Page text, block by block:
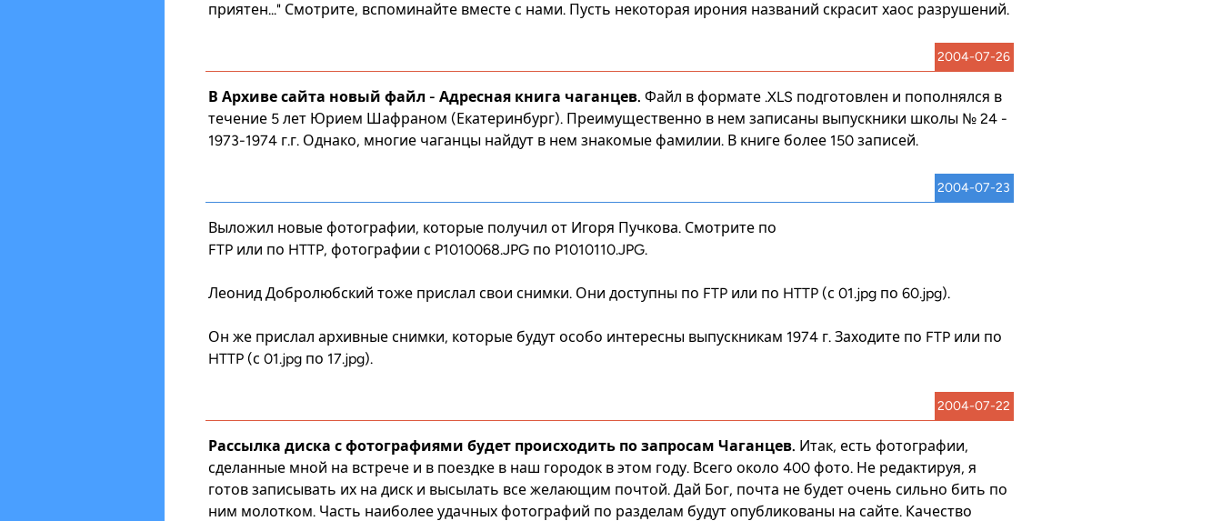
приятен..." Смотрите, вспоминайте вместе с нами. Пусть некоторая ирония названий скрасит хаос разрушений.
2004-07-26
В Архиве сайта новый файл - Адресная книга чаганцев. Файл в формате .XLS подготовлен и пополнялся в
течение 5 лет Юрием Шафраном (Екатеринбург). Преимущественно в нем записаны выпускники школы № 24 -
1973-1974 г.г. Однако, многие чаганцы найдут в нем знакомые фамилии. В книге более 150 записей.
2004-07-23
Выложил новые фотографии, которые получил от Игоря Пучкова. Смотрите по
FTP или по HTTP, фотографии с P1010068.JPG по P1010110.JPG.
Леонид Добролюбский тоже прислал свои снимки. Они доступны по FTP или по HTTP (с 01.jpg по 60.jpg).
Он же прислал архивные снимки, которые будут особо интересны выпускникам 1974 г. Заходите по FTP или по
HTTP (с 01.jpg по 17.jpg).
2004-07-22
Рассылка диска с фотографиями будет происходить по запросам Чаганцев. Итак, есть фотографии,
сделанные мной на встрече и в поездке в наш городок в этом году. Всего около 400 фото. Не редактируя, я
готов записывать их на диск и высылать все желающим почтой. Дай Бог, почта не будет очень сильно бить по
ним молотком. Часть наиболее удачных фотографий по разделам будут опубликованы на сайте. Качество